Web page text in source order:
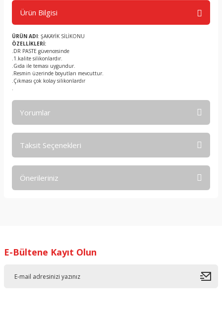
Ürün Bilgisi
ÜRÜN ADI: ŞAKAYİK SİLİKONU
ÖZELLİKLERİ:
.DR PASTE güvencesinde
.1.kalite silikonlardır.
.Gıda ile teması uygundur.
.Resmin üzerinde boyutları mevcuttur.
.Çıkması çok kolay silikonlardır
.
Yorumlar
Taksit Seçenekleri
Önerileriniz
Ürün resmi kalitesiz, bozuk veya görüntülenemiyor.
E-Bültene Kayıt Olun